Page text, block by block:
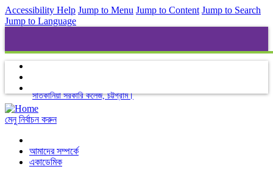
Accessibility Help Jump to Menu Jump to Content Jump to Search
Jump to Language
সাতকানিয়া সরকারি কলেজ, চট্টগ্রাম।
মেনু নির্বাচন করুন
আমাদের সম্পর্কে
একাডেমিক